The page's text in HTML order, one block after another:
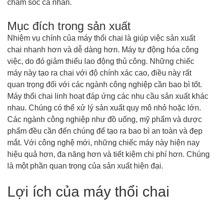
chăm sóc cá nhân.
Mục đích trong sản xuất
Nhiệm vụ chính của máy thổi chai là giúp việc sản xuất
chai nhanh hơn và dễ dàng hơn. Máy tự động hóa công
việc, do đó giảm thiểu lao động thủ công. Những chiếc
máy này tạo ra chai với độ chính xác cao, điều này rất
quan trọng đối với các ngành công nghiệp cần bao bì tốt.
Máy thổi chai linh hoạt đáp ứng các nhu cầu sản xuất khác
nhau. Chúng có thể xử lý sản xuất quy mô nhỏ hoặc lớn.
Các ngành công nghiệp như đồ uống, mỹ phẩm và dược
phẩm đều cần đến chúng để tạo ra bao bì an toàn và đẹp
mắt. Với công nghệ mới, những chiếc máy này hiện nay
hiệu quả hơn, đa năng hơn và tiết kiệm chi phí hơn. Chúng
là một phần quan trọng của sản xuất hiện đại.
Lợi ích của máy thổi chai